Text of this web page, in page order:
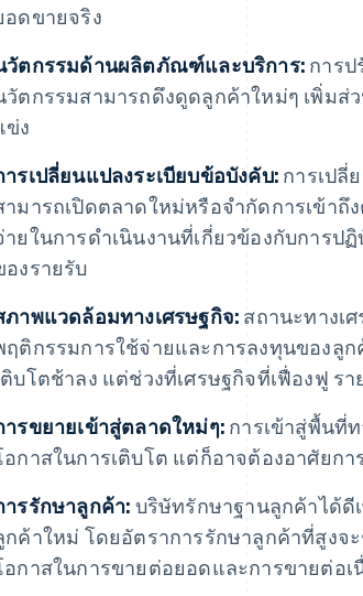
อดขายจริง
วัตกรรมด้านผลิตภัณฑ์และบริการ: การ
วัตกรรมสามารถดึงดูดลูกค้าใหม่ๆ เพิ่ม
ข่ง
ารเปลี่ยนแปลงระเบียบข้อบังคับ: การเปลี่
ามารถเปิดตลาดใหม่หรือจํากัดการเข้า
ายในการดําเนินงานที่เกี่ยวข้องกับการ
องรายรับ
ภาพแวดล้อมทางเศรษฐกิจ: สถานะทางเ
ฤติกรรมการใช้จ่ายและการลงทุนของลู
ติบโตช้าลง แต่ช่วงที่เศรษฐกิจที่เฟื่องฟู ร
ารขยายเข้าสู่ตลาดใหม่ๆ: การเข้าสู่พื้นที่
อกาสในการเติบโต แต่ก็อาจต้องอาศัยก
ารรักษาลูกค้า: บริษัทรักษาฐานลูกค้าได้ดี
กค้าใหม่ โดยอัตราการรักษาลูกค้าที่สูงจ
อกาสในการขายต่อยอดและการขายต่อเ